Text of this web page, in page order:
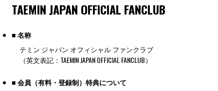
TAEMIN JAPAN OFFICIAL FANCLUB
■ 名称
テミン ジャパン オフィシャル ファンクラブ
（英文表記：TAEMIN JAPAN OFFICIAL FANCLUB）
■ 会員（有料・登録制）特典について